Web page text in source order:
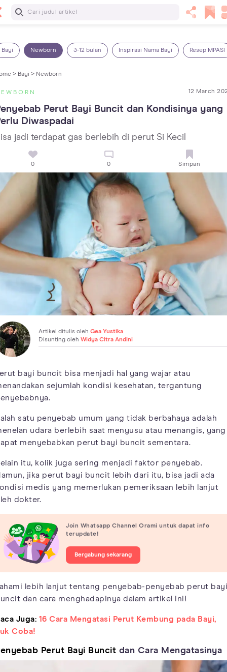
Baca Selanjutnya
Bayi Newborn 3-12 bulan Inspirasi Nama Bayi Resep MPASI
> Bayi > Newborn
12 March
Perut Bayi Buncit dan Kondisinya yang
Diwaspadai
jadi terdapat gas berlebih di perut Si Kecil
0 0 Simpan
Artikel ditulis oleh Gea Yustika
Disunting oleh Widya Citra Andini
bayi buncit bisa menjadi hal yang wajar atau
sejumlah kondisi kesehatan, tergantung
satu penyebab umum yang tidak berbahaya adalah
udara berlebih saat menyusu atau menangis, yang
menyebabkan perut bayi buncit sementara.
itu, kolik juga sering menjadi faktor penyebab.
jika perut bayi buncit lebih dari itu, bisa jadi ada
medis yang memerlukan pemeriksaan lebih lanjut
dokter.
Join Whatsapp Channel Orami untuk dapat info
terupdate!
Bergabung sekarang
lebih lanjut tentang penyebab-penyebab perut
dan cara menghadapinya dalam artikel ini!
Juga: 16 Cara Mengatasi Perut Kembung pada Bayi,
Coba!
Perut Bayi Buncit dan Cara Mengatasinya